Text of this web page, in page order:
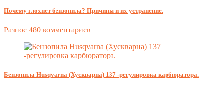
Почему глохнет бензопила? Причины и их устранение.
Разное 480 комментариев
Бензопила Husqvarna (Хускварна) 137 -регулировка карбюратора.